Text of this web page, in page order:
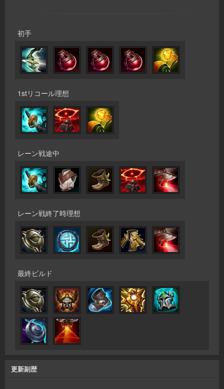
初手
1stリコール理想
レーン戦途中
レーン戦終了時理想
最終ビルド
更新副歴